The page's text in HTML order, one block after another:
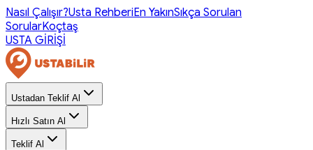
Nasıl Çalışır?Usta RehberiEn YakınSıkça Sorulan
SorularKoçtaş
USTA GİRİŞİ
Ustadan Teklif Al
Hızlı Satın Al
Teklif Al